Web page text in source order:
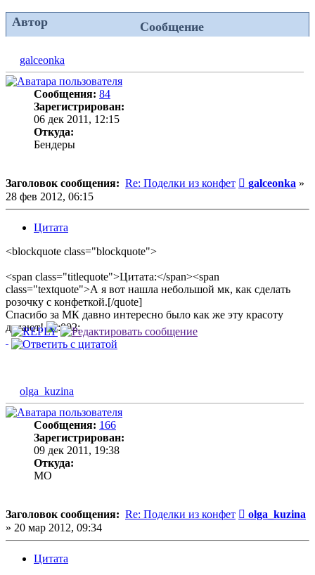
Автор Сообщение
galceonka
Сообщения: 84
Зарегистрирован:
06 дек 2011, 12:15
Откуда:
Бендеры
Заголовок сообщения: Re: Поделки из конфет Сообщение
galceonka »
28 фев 2012, 06:15
Цитата
<blockquote class="blockquote">
<span class="titlequote">Цитата:</span><span
class="textquote">А я вот нашла небольшой мк, как сделать
розочку с конфеткой.[/quote]
Спасибо за МК давно интересно было как же эту красоту
делают!
olga_kuzina
Сообщения: 166
Зарегистрирован:
09 дек 2011, 19:38
Откуда:
MO
Заголовок сообщения: Re: Поделки из конфет Сообщение
olga_kuzina
» 20 мар 2012, 09:34
Цитата